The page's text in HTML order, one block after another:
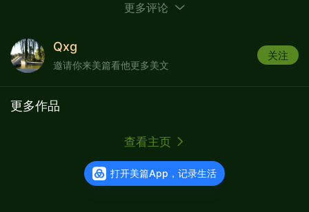
更多评论
Qxg
邀请你来美篇看他更多美文
关注
更多作品
查看主页
打开美篇App，记录生活